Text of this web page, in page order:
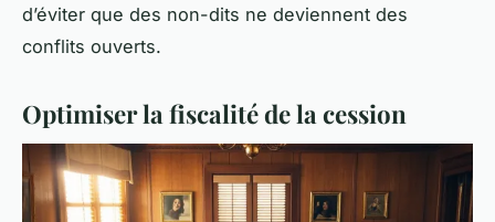
d’éviter que des non-dits ne deviennent des
conflits ouverts.
Optimiser la fiscalité de la cession